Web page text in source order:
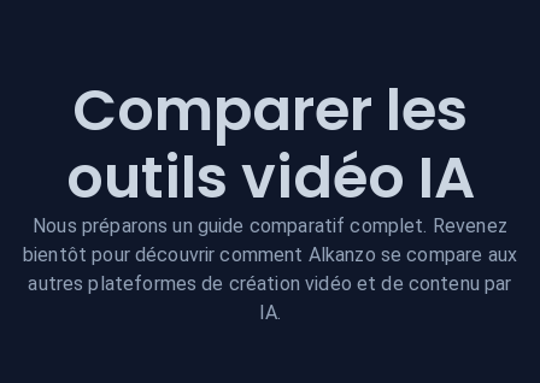
Comparer les
outils vidéo IA
Nous préparons un guide comparatif complet. Revenez
bientôt pour découvrir comment Alkanzo se compare aux
autres plateformes de création vidéo et de contenu par
IA.